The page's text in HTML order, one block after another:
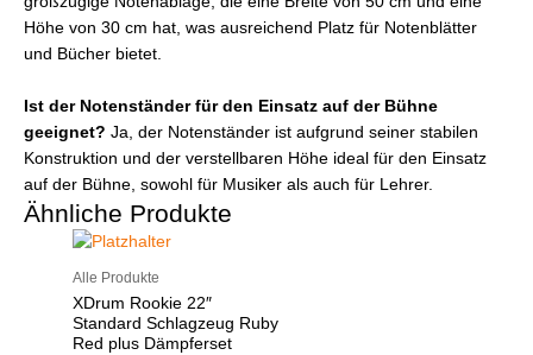
Höhe von 30 cm hat, was ausreichend Platz für Notenblätter
und Bücher bietet.
Ist der Notenständer für den Einsatz auf der Bühne
geeignet? Ja, der Notenständer ist aufgrund seiner stabilen
Konstruktion und der verstellbaren Höhe ideal für den Einsatz
auf der Bühne, sowohl für Musiker als auch für Lehrer.
Ähnliche Produkte
Alle Produkte
XDrum Rookie 22″
Standard Schlagzeug Ruby
Red plus Dämpferset